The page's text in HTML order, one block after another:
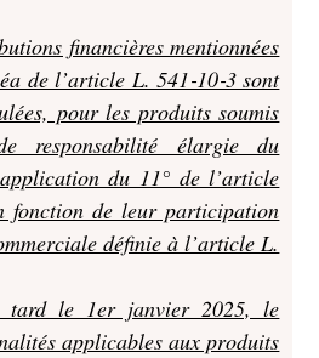
financières mentionnées
de l’article L. 541‑10‑3 sont
pour les produits soumis
responsabilité élargie du
du 11° de l’article
fonction de leur participation
définie à l’article L.
le 1er janvier 2025, le
applicables aux produits